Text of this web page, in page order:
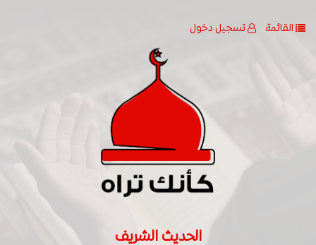
القائمة تسجيل دخول
الحديث الشريف